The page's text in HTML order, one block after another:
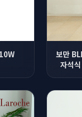
보만
자석